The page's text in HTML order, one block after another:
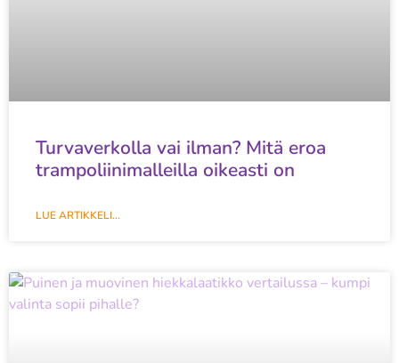
Turvaverkolla vai ilman? Mitä eroa
trampoliinimalleilla oikeasti on
LUE ARTIKKELI...